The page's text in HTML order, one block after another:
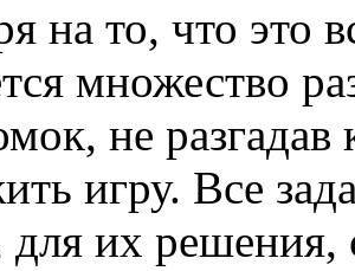
на то, что это
множество
не
игру. Все
для их решения,